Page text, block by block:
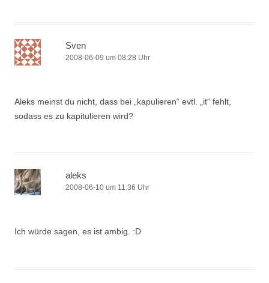
Sven
2008-06-09 um 08:28 Uhr
Aleks meinst du nicht, dass bei „kapulieren“ evtl. „it“ fehlt,
sodass es zu kapitulieren wird?
aleks
2008-06-10 um 11:36 Uhr
Ich würde sagen, es ist ambig. :D